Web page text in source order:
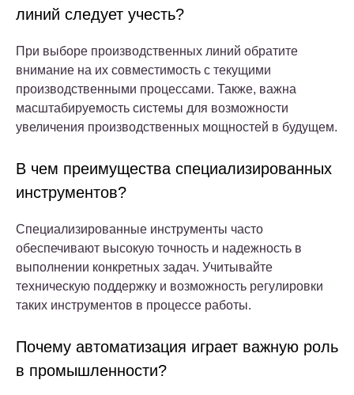
линий следует учесть?
При выборе производственных линий обратите
внимание на их совместимость с текущими
производственными процессами. Также, важна
масштабируемость системы для возможности
увеличения производственных мощностей в будущем.
В чем преимущества специализированных
инструментов?
Специализированные инструменты часто
обеспечивают высокую точность и надежность в
выполнении конкретных задач. Учитывайте
техническую поддержку и возможность регулировки
таких инструментов в процессе работы.
Почему автоматизация играет важную роль
в промышленности?